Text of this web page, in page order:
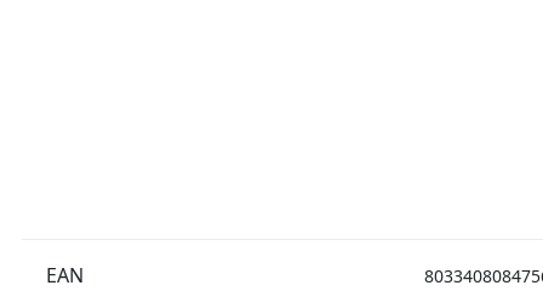
EAN